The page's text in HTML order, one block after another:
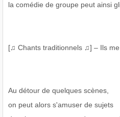
la comédie de groupe peut ainsi
[♫ Chants traditionnels ♫] – Ils
Au détour de quelques scènes,
on peut alors s'amuser de sujets